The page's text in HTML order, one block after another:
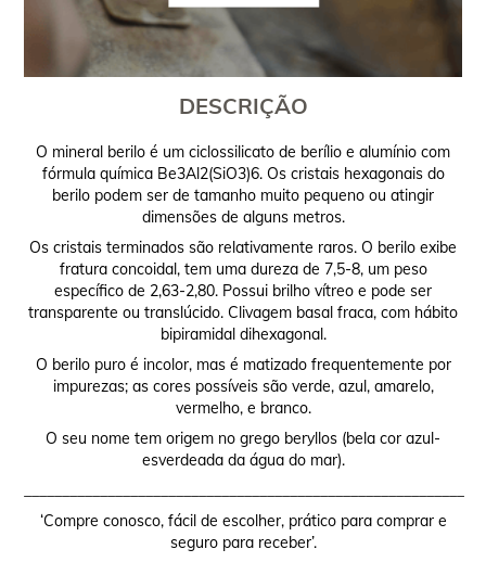
DESCRIÇÃO
O mineral berilo é um ciclossilicato de berílio e alumínio com
fórmula química Be3Al2(SiO3)6. Os cristais hexagonais do
berilo podem ser de tamanho muito pequeno ou atingir
dimensões de alguns metros.
Os cristais terminados são relativamente raros. O berilo exibe
fratura concoidal, tem uma dureza de 7,5-8, um peso
específico de 2,63-2,80. Possui brilho vítreo e pode ser
transparente ou translúcido. Clivagem basal fraca, com hábito
bipiramidal dihexagonal.
O berilo puro é incolor, mas é matizado frequentemente por
impurezas; as cores possíveis são verde, azul, amarelo,
vermelho, e branco.
O seu nome tem origem no grego beryllos (bela cor azul-
esverdeada da água do mar).
‘Compre conosco, fácil de escolher, prático para comprar e
seguro para receber’.